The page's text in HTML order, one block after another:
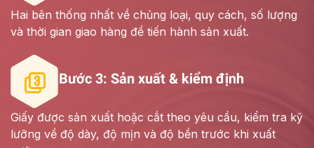
Hai bên thống nhất về chủng loại, quy cách, số lượng
và thời gian giao hàng để tiến hành sản xuất.
Bước 3: Sản xuất & kiểm định
Giấy được sản xuất hoặc cắt theo yêu cầu, kiểm tra kỹ
lưỡng về độ dày, độ mịn và độ bền trước khi xuất